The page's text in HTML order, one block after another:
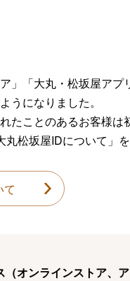
」「大丸・松坂屋ア
うになりました。
たことのあるお客様は
松坂屋IDについて」を
て
オンラインストア、ア